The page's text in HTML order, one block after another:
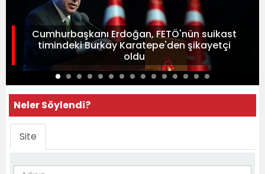
Cumhurbaşkanı Erdoğan, FETÖ'nün suikast
timindeki Burkay Karatepe'den şikayetçi
oldu
Neler Söylendi?
Site